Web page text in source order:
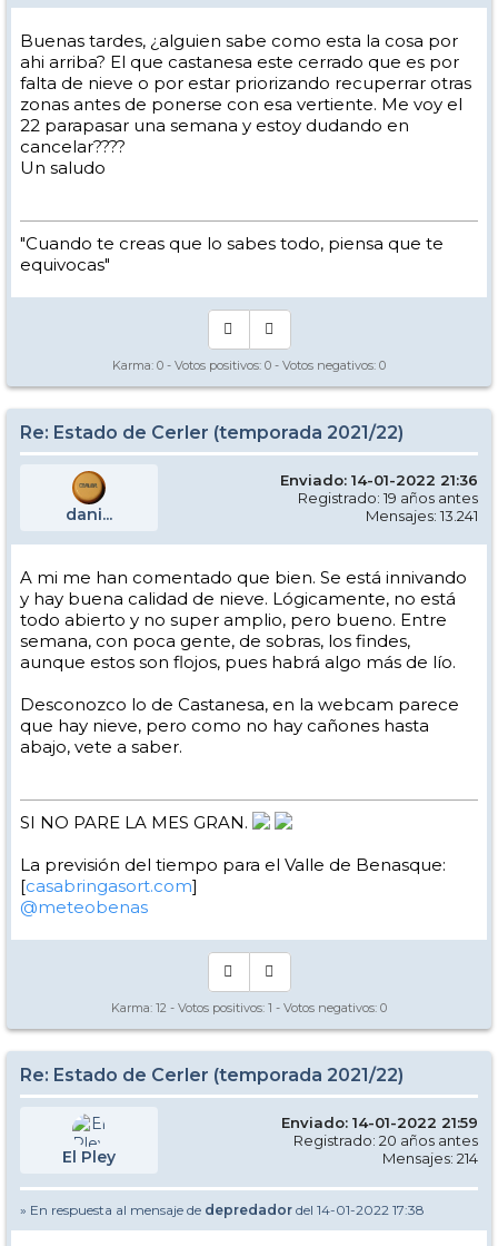
Buenas tardes, ¿alguien sabe como esta la cosa por
ahi arriba? El que castanesa este cerrado que es por
falta de nieve o por estar priorizando recuperrar otras
zonas antes de ponerse con esa vertiente. Me voy el
22 parapasar una semana y estoy dudando en
cancelar????
Un saludo
"Cuando te creas que lo sabes todo, piensa que te
equivocas"
Karma: 0 - Votos positivos: 0 - Votos negativos: 0
Re: Estado de Cerler (temporada 2021/22)
dani...
Enviado: 14-01-2022 21:36
Registrado: 19 años antes
Mensajes: 13.241
A mi me han comentado que bien. Se está innivando
y hay buena calidad de nieve. Lógicamente, no está
todo abierto y no super amplio, pero bueno. Entre
semana, con poca gente, de sobras, los findes,
aunque estos son flojos, pues habrá algo más de lío.
Desconozco lo de Castanesa, en la webcam parece
que hay nieve, pero como no hay cañones hasta
abajo, vete a saber.
SI NO PARE LA MES GRAN.
La previsión del tiempo para el Valle de Benasque:
[casabringasort.com]
@meteobenas
Karma: 12 - Votos positivos: 1 - Votos negativos: 0
Re: Estado de Cerler (temporada 2021/22)
El Pley
Enviado: 14-01-2022 21:59
Registrado: 20 años antes
Mensajes: 214
» En respuesta al mensaje de depredador del 14-01-2022 17:38